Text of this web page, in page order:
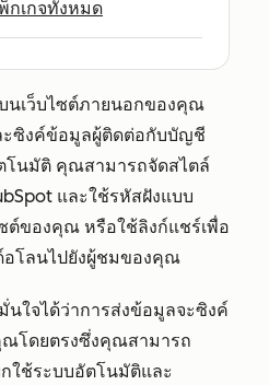
เกจทั้งหมด
นเว็บไซต์ภายนอกของคุณ
ะซิงค์ข้อมูลผู้ติดต่อกับบัญชี
โนมัติ คุณสามารถจัดสไตล์
และใช้รหัสฝังแบบ
ต์ของคุณ หรือใช้ลิงก์แชร์เพื่อ
โลนไปยังผู้ชมของคุณ
นใจได้ว่าการส่งข้อมูลจะซิงค์
โดยตรงซึ่งคุณสามารถ
ใช้ระบบอัตโนมัติและ